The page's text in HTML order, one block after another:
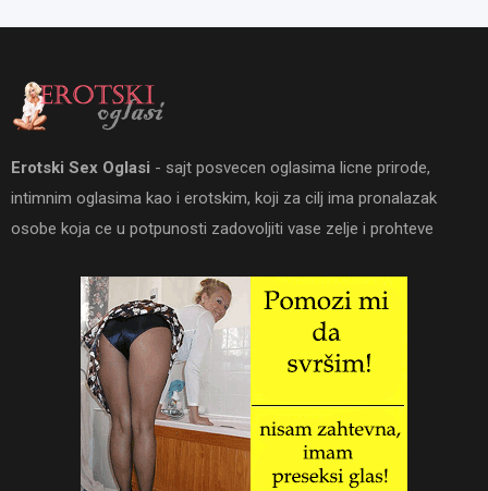
Erotski Sex Oglasi - sajt posvecen oglasima licne prirode,
intimnim oglasima kao i erotskim, koji za cilj ima pronalazak
osobe koja ce u potpunosti zadovoljiti vase zelje i prohteve